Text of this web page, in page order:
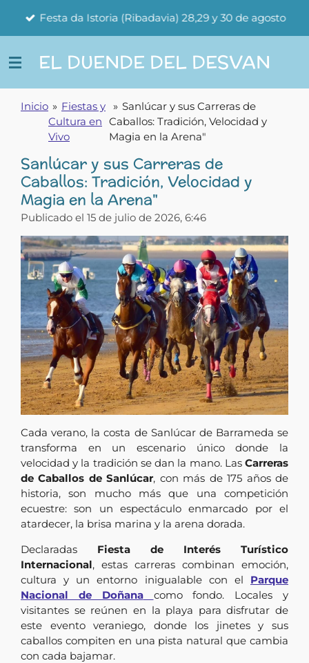
principal
Festa da Istoria (Ribadavia) 28,29 y 30 de agosto
EL DUENDE DEL DESVAN
Inicio » Fiestas y
Cultura en
Vivo
» Sanlúcar y sus Carreras de
Caballos: Tradición, Velocidad y
Magia en la Arena"
Sanlúcar y sus Carreras de
Caballos: Tradición, Velocidad y
Magia en la Arena"
Publicado el 15 de julio de 2026, 6:46
Cada verano, la costa de Sanlúcar de Barrameda se
transforma en un escenario único donde la
velocidad y la tradición se dan la mano. Las Carreras
de Caballos de Sanlúcar, con más de 175 años de
historia, son mucho más que una competición
ecuestre: son un espectáculo enmarcado por el
atardecer, la brisa marina y la arena dorada.
Declaradas Fiesta de Interés Turístico
Internacional, estas carreras combinan emoción,
cultura y un entorno inigualable con el Parque
Nacional de Doñana
como fondo. Locales y
visitantes se reúnen en la playa para disfrutar de
este evento veraniego, donde los jinetes y sus
caballos compiten en una pista natural que cambia
con cada bajamar.